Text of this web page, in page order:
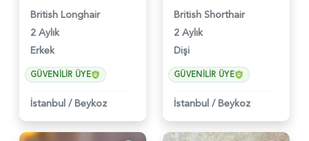
British Longhair
2 Aylık
Erkek
GÜVENILIR ÜYE
İstanbul / Beykoz
British Shorthair
2 Aylık
Dişi
GÜVENILIR ÜYE
İstanbul / Beykoz